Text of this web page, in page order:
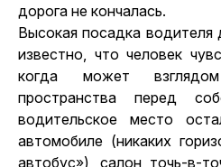
дорога не кончалась.
Высокая посадка
известно, что человек
когда может
пространства перед
водительское место
автомобиле (никаких
автобус»), салон точь-в-